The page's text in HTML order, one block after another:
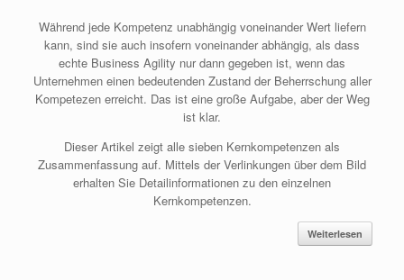
Während jede Kompetenz unabhängig voneinander Wert liefern
kann, sind sie auch insofern voneinander abhängig, als dass
echte Business Agility nur dann gegeben ist, wenn das
Unternehmen einen bedeutenden Zustand der Beherrschung aller
Kompetezen erreicht. Das ist eine große Aufgabe, aber der Weg
ist klar.
Dieser Artikel zeigt alle sieben Kernkompetenzen als
Zusammenfassung auf. Mittels der Verlinkungen über dem Bild
erhalten Sie Detailinformationen zu den einzelnen
Kernkompetenzen.
Weiterlesen